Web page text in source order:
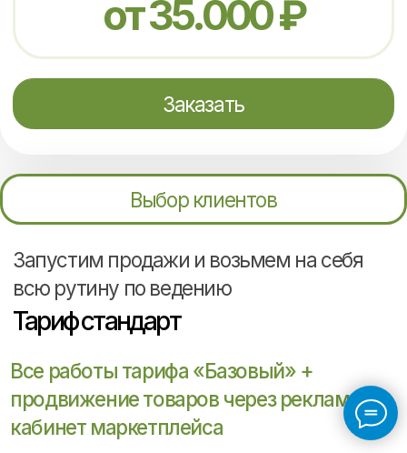
Мы достигаем поставленных задач
в предельно короткие сроки
и в адекватные бюджеты, за счёт
наличия высококвалифицированных
специалистов в штате.
Дмитрий Голованов